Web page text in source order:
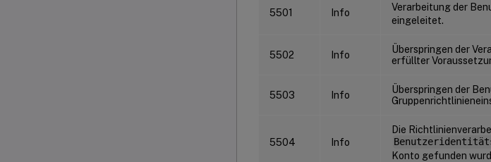
5501 Info Verarbeitung der
eingeleitet.
5502 Info
Überspringen der
erfüllter
5503 Info
Überspringen der
5504 Info
Die
Konto gefunden